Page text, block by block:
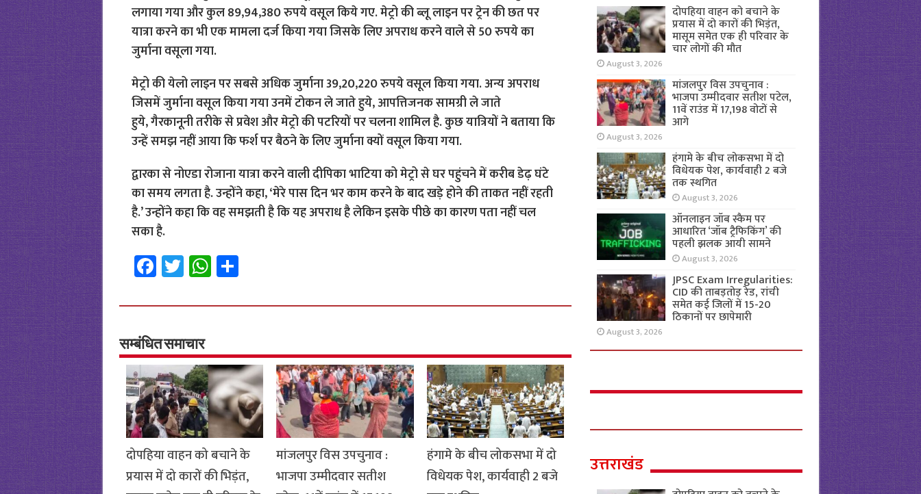
लगाया गया और कुल 89,94,380 रुपये वसूल किये गए. मेट्रो की ब्लू लाइन पर ट्रेन की छत पर
यात्रा करने का भी एक मामला दर्ज किया गया जिसके लिए अपराध करने वाले से 50 रुपये का
जुर्माना वसूला गया.
मेट्रो की येलो लाइन पर सबसे अधिक जुर्माना 39,20,220 रुपये वसूल किया गया. अन्य अपराध
जिसमें जुर्माना वसूल किया गया उनमें टोकन ले जाते हुये, आपत्तिजनक सामग्री ले जाते
हुये, गैरकानूनी तरीके से प्रवेश और मेट्रो की पटरियों पर चलना शामिल है. कुछ यात्रियों ने बताया कि
उन्हें समझ नहीं आया कि फर्श पर बैठने के लिए जुर्माना क्यों वसूल किया गया.
द्वारका से नोएडा रोजाना यात्रा करने वाली दीपिका भाटिया को मेट्रो से घर पहुंचने में करीब डेढ़ घंटे
का समय लगता है. उन्होंने कहा, ‘मेरे पास दिन भर काम करने के बाद खड़े होने की ताकत नहीं रहती
है.’ उन्होंने कहा कि वह समझती है कि यह अपराध है लेकिन इसके पीछे का कारण पता नहीं चल
सका है.
Fa
ce
b
o
o
k
T
wi
tt
er
W
h
at
p
p
S
h
ar
सम्बंधित समाचार
दोपहिया वाहन को बचाने के
प्रयास में दो कारों की भिड़ंत,
मांजलपुर विस उपचुनाव :
भाजपा उम्मीदवार सतीश
हंगामे के बीच लोकसभा में दो
विधेयक पेश, कार्यवाही 2 बजे
दोपहिया वाहन को बचाने के
प्रयास में दो कारों की भिड़ंत,
मासूम समेत एक ही परिवार के
चार लोगों की मौत
August 3, 2026
मांजलपुर विस उपचुनाव :
भाजपा उम्मीदवार सतीश पटेल,
11वें राउंड में 17,198 वोटों से
आगे
August 3, 2026
हंगामे के बीच लोकसभा में दो
विधेयक पेश, कार्यवाही 2 बजे
तक स्थगित
August 3, 2026
ऑनलाइन जॉब स्कैम पर
आधारित ‘जॉब ट्रैफिकिंग’ की
पहली झलक आयी सामने
August 3, 2026
JPSC Exam Irregularities:
CID की ताबड़तोड़ रेड, रांची
समेत कई जिलों में 15-20
ठिकानों पर छापेमारी
August 3, 2026
उत्तराखंड